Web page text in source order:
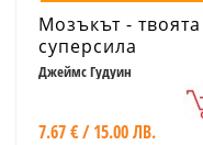
Мозъкът - твоята
суперсила
Джеймс Гудуин
7.67 € / 15.00 ЛВ.